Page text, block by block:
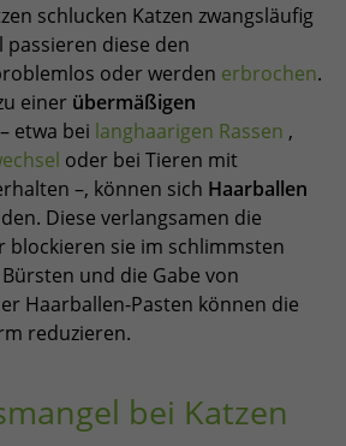
schlucken Katzen zwangsläufig
passieren diese den
oder werden erbrochen.
einer übermäßigen
– etwa bei langhaarigen Rassen ,
oder bei Tieren mit
–, können sich Haarballen
Diese verlangsamen die
blockieren sie im schlimmsten
und die Gabe von
Haarballen-Pasten können die
reduzieren.
bei Katzen